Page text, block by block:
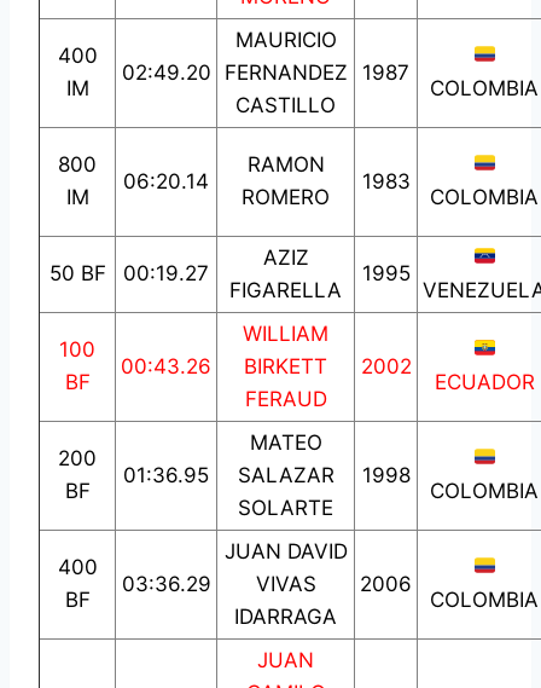
400
IM
02:49.20
MAURICIO
FERNANDEZ
CASTILLO
1987
COLOMBIA
800
IM
06:20.14
RAMON
ROMERO
1983
COLOMBIA
50 BF 00:19.27
AZIZ
FIGARELLA
1995
100
BF
00:43.26
WILLIAM
BIRKETT
FERAUD
2002
ECUADOR
200
BF
01:36.95
MATEO
SALAZAR
SOLARTE
1998
COLOMBIA
400
BF
03:36.29
JUAN DAVID
VIVAS
IDARRAGA
2006
COLOMBIA
JUAN